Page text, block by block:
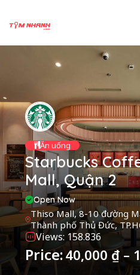
Ăn uống
Starbucks
Mall, Quận 2
Open Now
Thiso Mall, 8-10 đường
Thành phố Thủ Đức,
Views: 158.836
Price: 40,000₫ –